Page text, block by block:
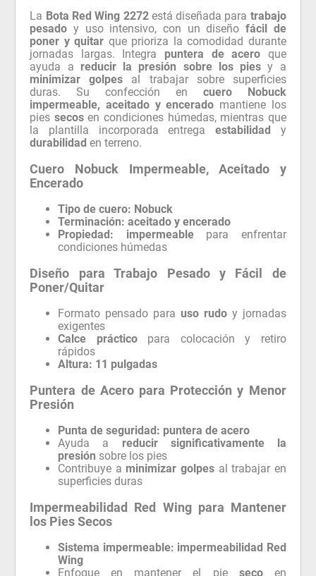
La Bota Red Wing 2272está diseñada para trabajo
pesado y uso intensivo, con un diseño fácil de
poner y quitar que prioriza la comodidad durante
jornadas largas. Integra puntera de acero que
ayuda a reducir la presión sobre los pies y a
minimizar golpes al trabajar sobre superficies
duras. Su confección en cuero Nobuck
impermeable, aceitado y encerado mantiene los
pies secosen condiciones húmedas, mientras que
la plantilla incorporada entrega estabilidad y
durabilidad en terreno.
Cuero Nobuck Impermeable, Aceitado y
Encerado
Tipo de cuero: Nobuck
Terminación: aceitado y encerado
Propiedad:
impermeablepara enfrentar
condiciones húmedas
Diseño para Trabajo Pesado y Fácil de
Poner/Quitar
Formato pensado para uso rudoy jornadas
exigentes
Calce prácticopara colocación y retiro
rápidos
Altura: 11 pulgadas
Puntera de Acero para Protección y Menor
Presión
Punta de seguridad: puntera de acero
Ayuda a reducir significativamente la
presión sobre los pies
Contribuye a minimizar golpes al trabajar en
superficies duras
Impermeabilidad Red Wing para Mantener
los Pies Secos
Sistema impermeable: impermeabilidad Red
Wing
Enfoque en mantener el pie secoen